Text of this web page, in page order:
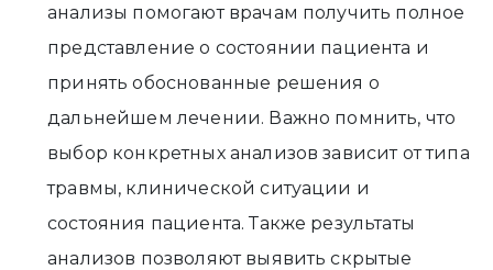
анализы помогают врачам получить полное
представление о состоянии пациента и
принять обоснованные решения о
дальнейшем лечении. Важно помнить, что
выбор конкретных анализов зависит от типа
травмы, клинической ситуации и
состояния пациента. Также результаты
анализов позволяют выявить скрытые